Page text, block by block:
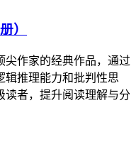
）
尖作家的经典作品，通过
辑推理能力和批判性思
读者，提升阅读理解与分